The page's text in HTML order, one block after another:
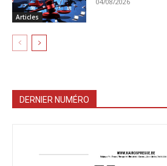
Articles
DERNIER NUMÉRO